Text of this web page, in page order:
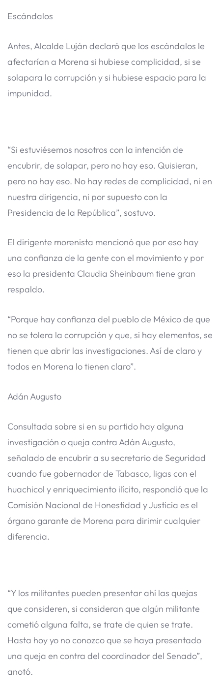
Escándalos
Antes, Alcalde Luján declaró que los escándalos le
afectarían a Morena si hubiese complicidad, si se
solapara la corrupción y si hubiese espacio para la
impunidad.
“Si estuviésemos nosotros con la intención de
encubrir, de solapar, pero no hay eso. Quisieran,
pero no hay eso. No hay redes de complicidad, ni en
nuestra dirigencia, ni por supuesto con la
Presidencia de la República”, sostuvo.
El dirigente morenista mencionó que por eso hay
una confianza de la gente con el movimiento y por
eso la presidenta Claudia Sheinbaum tiene gran
respaldo.
“Porque hay confianza del pueblo de México de que
no se tolera la corrupción y que, si hay elementos, se
tienen que abrir las investigaciones. Así de claro y
todos en Morena lo tienen claro”.
Adán Augusto
Consultada sobre si en su partido hay alguna
investigación o queja contra Adán Augusto,
señalado de encubrir a su secretario de Seguridad
cuando fue gobernador de Tabasco, ligas con el
huachicol y enriquecimiento ilícito, respondió que la
Comisión Nacional de Honestidad y Justicia es el
órgano garante de Morena para dirimir cualquier
diferencia.
“Y los militantes pueden presentar ahí las quejas
que consideren, si consideran que algún militante
cometió alguna falta, se trate de quien se trate.
Hasta hoy yo no conozco que se haya presentado
una queja en contra del coordinador del Senado”,
anotó.